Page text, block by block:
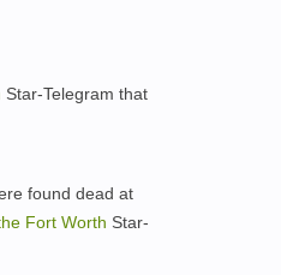
Star-Telegram that
found dead at
Fort Worth Star-